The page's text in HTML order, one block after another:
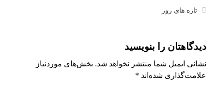
تازه های روز
دیدگاهتان را بنویسید
نشانی ایمیل شما منتشر نخواهد شد. بخش‌های موردنیاز
علامت‌گذاری شده‌اند *